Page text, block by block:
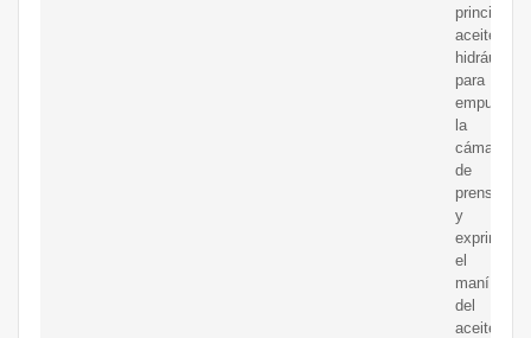
aceite
hidráulico
para
empujar
la
cámara
de
prensa
y
exprimir
el
maní
del
aceite.